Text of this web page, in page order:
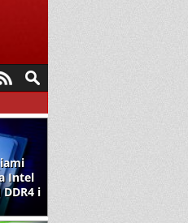
Intel
i